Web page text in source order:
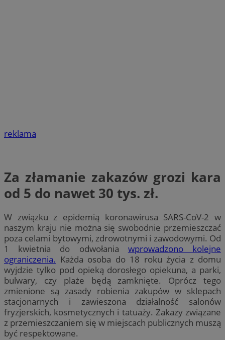
reklama
Za złamanie zakazów grozi kara
od 5 do nawet 30 tys. zł.​​​​​​
W związku z epidemią koronawirusa SARS-CoV-2 w
naszym kraju nie można się swobodnie przemieszczać
poza celami bytowymi, zdrowotnymi i zawodowymi. Od
1 kwietnia do odwołania wprowadzono kolejne
ograniczenia. Każda osoba do 18 roku życia z domu
wyjdzie tylko pod opieką dorosłego opiekuna, a parki,
bulwary, czy plaże będą zamknięte. Oprócz tego
zmienione są zasady robienia zakupów w sklepach
stacjonarnych i zawieszona działalność salonów
fryzjerskich, kosmetycznych i tatuaży. Zakazy związane
z przemieszczaniem się w miejscach publicznych muszą
być respektowane.